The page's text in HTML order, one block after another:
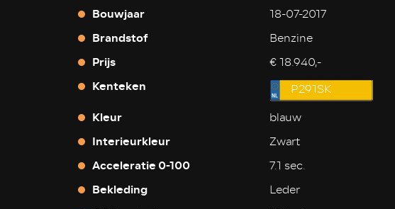
Bouwjaar 18-07-2017
Brandstof Benzine
Prijs € 18.940,-
Kenteken P291SK
Kleur blauw
Interieurkleur Zwart
Acceleratie 0-100 7.1 sec.
Bekleding Leder